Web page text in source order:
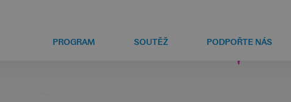
PROGRAM SOUTĚŽ PODPOŘTE NÁS